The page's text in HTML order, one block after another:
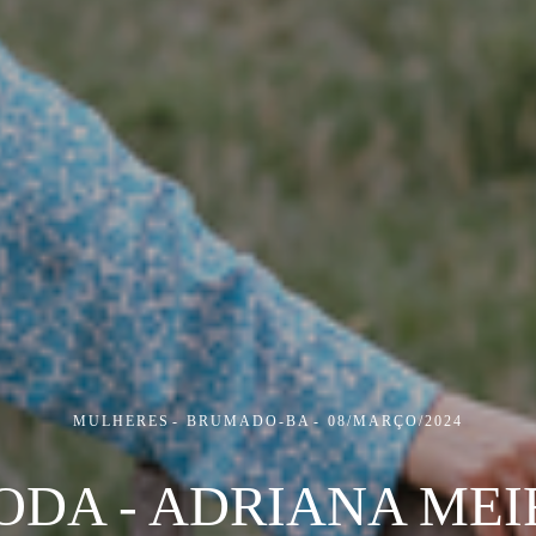
MULHERES BRUMADO-BA 08/MARÇO/2024
- ADRIANA